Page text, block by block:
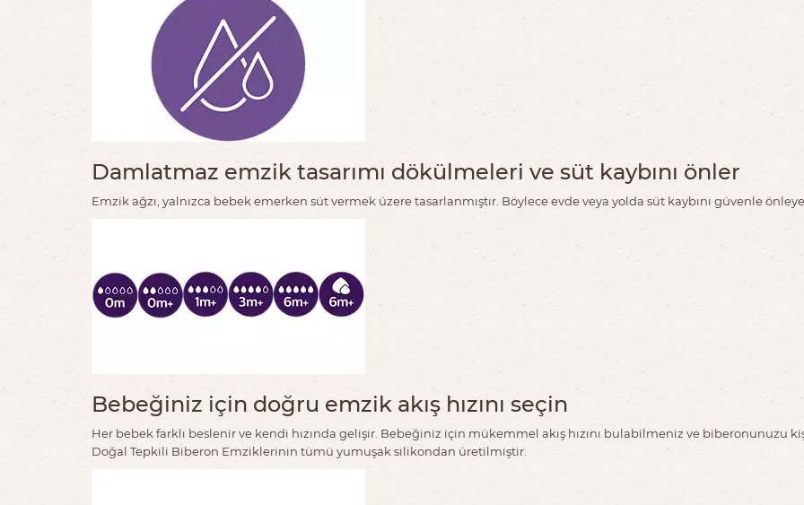
Damlatmaz emzik tasarımı dökülmeleri ve süt kaybını önler
Emzik ağzı, yalnızca bebek emerken süt vermek üzere tasarlanmıştır. Böylece evde veya yolda süt kaybını güvenle
Bebeğiniz için doğru emzik akış hızını seçin
Her bebek farklı beslenir ve kendi hızında gelişir. Bebeğiniz için mükemmel akış hızını bulabilmeniz ve biberonunuzu
Doğal Tepkili Biberon Emziklerinin tümü yumuşak silikondan üretilmiştir.